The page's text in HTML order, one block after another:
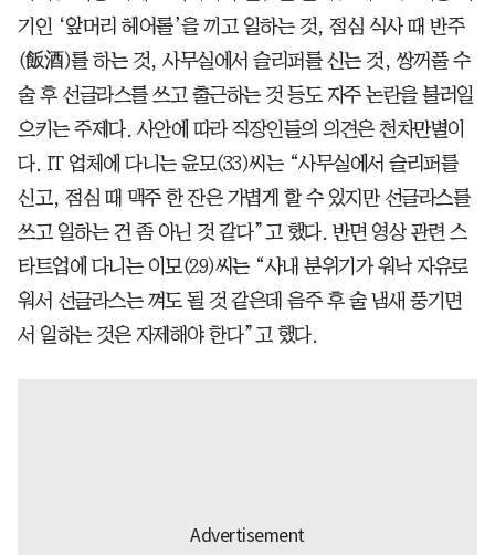
기인 ‘앞머리 헤어롤’을 끼고 일하는 것, 점심 식사 때 반주
(飯酒)를 하는 것, 사무실에서 슬리퍼를 신는 것, 쌍꺼풀 수
술 후 선글라스를 쓰고 출근하는 것 등도 자주 논란을 불러일
으키는 주제다. 사안에 따라 직장인들의 의견은 천차만별이
다. IT 업체에 다니는 윤모(33)씨는 “사무실에서 슬리퍼를
신고, 점심 때 맥주 한 잔은 가볍게 할 수 있지만 선글라스를
쓰고 일하는 건 좀 아닌 것 같다”고 했다. 반면 영상 관련 스
타트업에 다니는 이모(29)씨는 “사내 분위기가 워낙 자유로
워서 선글라스는 껴도 될 것 같은데 음주 후 술 냄새 풍기면
서 일하는 것은 자제해야 한다”고 했다.